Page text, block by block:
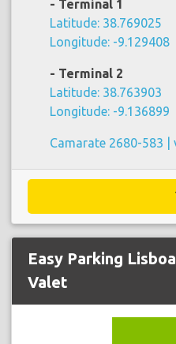
- Terminal 1
Latitude: 38.769025
Longitude: -9.129408
- Terminal 2
Latitude: 38.763903
Longitude: -9.136899
Camarate 2680-583 |
Easy Parking
Valet